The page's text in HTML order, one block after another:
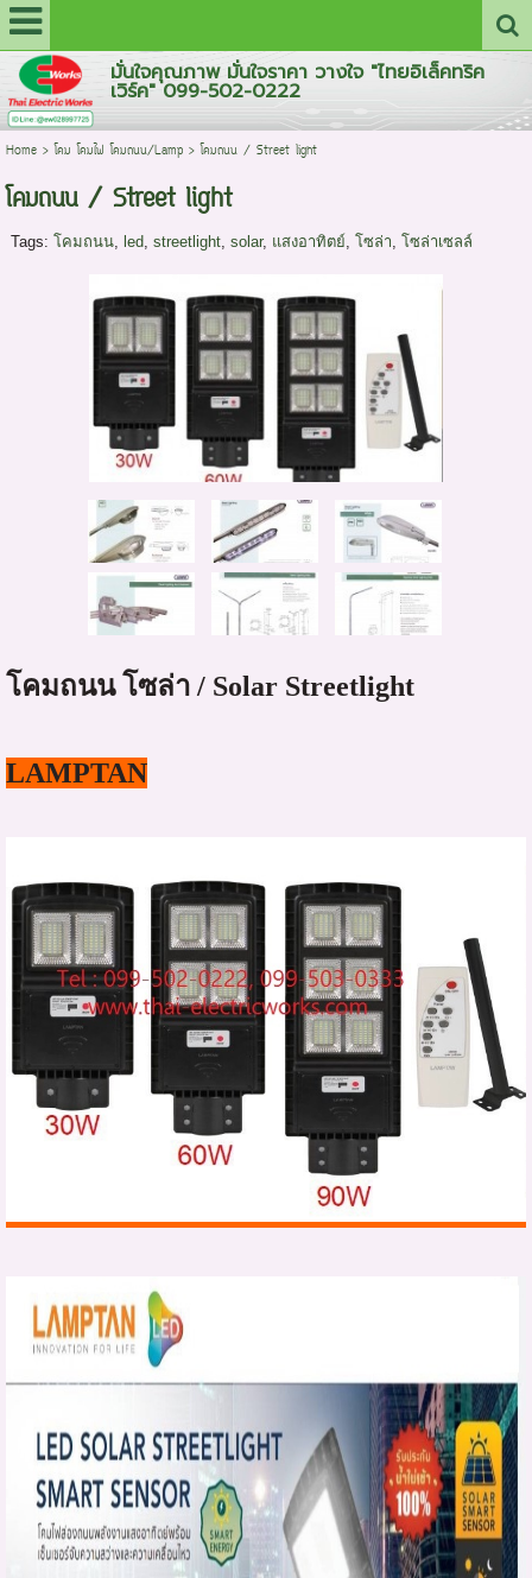
มั่นใจคุณภาพ มั่นใจราคา วางใจ "ไทยอิเล็คทริค
เวิร์ค" 099-502-0222
Home> โคม โคมไฟ โคมถนน/Lamp> โคมถนน / Street light
โคมถนน / Street light
Tags: โคมถนน, led, streetlight, solar, แสงอาทิตย์, โซล่า, โซล่าเซลล์
โคมถนน โซล่า / Solar Streetlight
LAMPTAN